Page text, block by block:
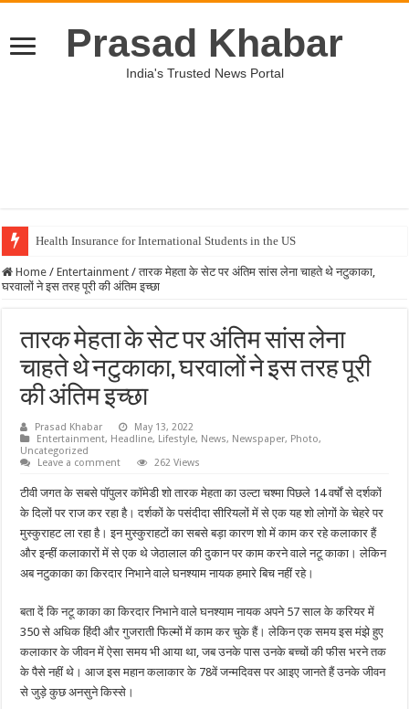
Prasad Khabar
India's Trusted News Portal
Health Insurance for International Students in the US
Home / Entertainment / तारक मेहता के सेट पर अंतिम सांस लेना चाहते थे नटुकाका,
घरवालों ने इस तरह पूरी की अंतिम इच्छा
तारक मेहता के सेट पर अंतिम सांस लेना
चाहते थे नटुकाका, घरवालों ने इस तरह पूरी
की अंतिम इच्छा
Prasad Khabar
May 13, 2022
Entertainment, Headline, Lifestyle, News, Newspaper, Photo,
Uncategorized
Leave a comment
262 Views
टीवी जगत के सबसे पॉपुलर कॉमेडी शो तारक मेहता का उल्टा चश्मा पिछले 14 वर्षों से दर्शकों
के दिलों पर राज कर रहा है। दर्शकों के पसंदीदा सीरियलों में से एक यह शो लोगों के चेहरे पर
मुस्कुराहट ला रहा है। इन मुस्कुराहटों का सबसे बड़ा कारण शो में काम कर रहे कलाकार हैं
और इन्हीं कलाकारों में से एक थे जेठालाल की दुकान पर काम करने वाले नटू काका। लेकिन
अब नटुकाका का किरदार निभाने वाले घनश्याम नायक हमारे बिच नहीं रहे।
बता दें कि नटू काका का किरदार निभाने वाले घनश्याम नायक अपने 57 साल के करियर में
350 से अधिक हिंदी और गुजराती फिल्मों में काम कर चुके हैं। लेकिन एक समय इस मंझे हुए
कलाकार के जीवन में ऐसा समय भी आया था, जब उनके पास उनके बच्चों की फीस भरने तक
के पैसे नहीं थे। आज इस महान कलाकार के 78वें जन्मदिवस पर आइए जानते हैं उनके जीवन
से जुड़े कुछ अनसुने किस्से।